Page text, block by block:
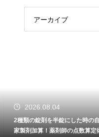
アーカイブ
2026.08.04
2種類の錠剤を半錠にした時の自
家製剤加算！薬剤師の点数算定術